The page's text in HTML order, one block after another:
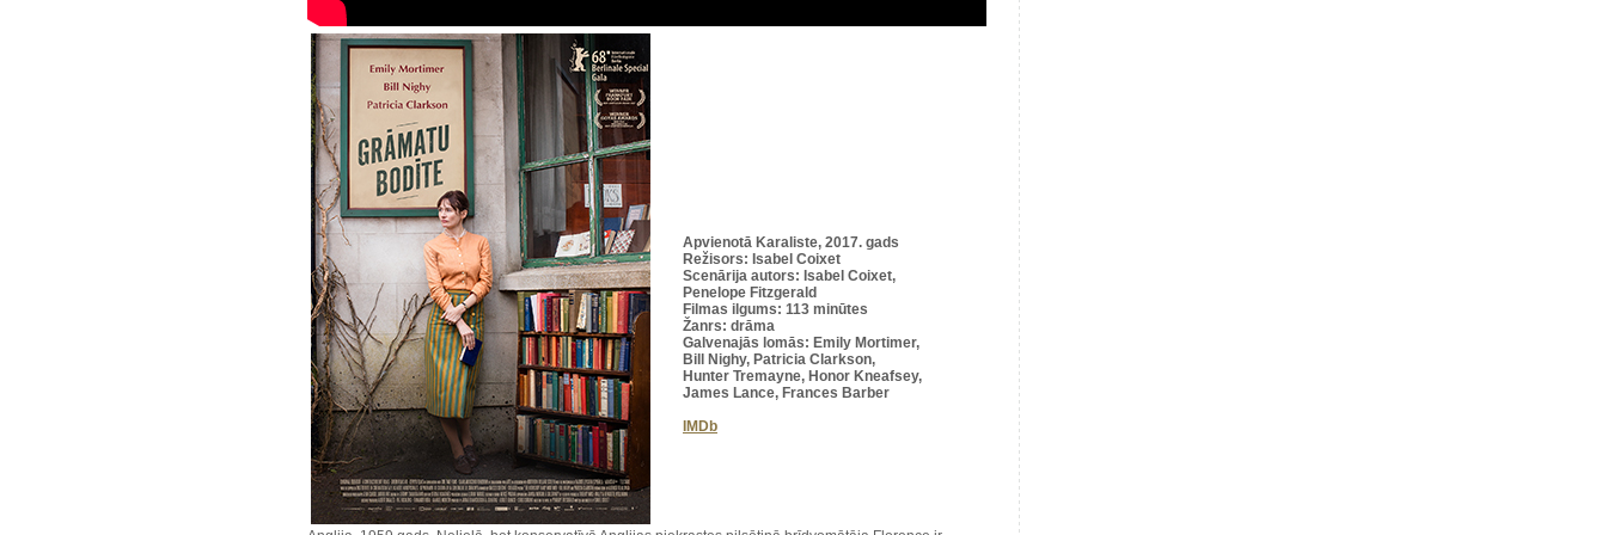
Apvienotā Karaliste, 2017. gads
Režisors: Isabel Coixet
Scenārija autors: Isabel Coixet,
Penelope Fitzgerald
Filmas ilgums: 113 minūtes
Žanrs: drāma
Galvenajās lomās: Emily Mortimer,
Bill Nighy, Patricia Clarkson,
Hunter Tremayne, Honor Kneafsey,
James Lance, Frances Barber
IMDb